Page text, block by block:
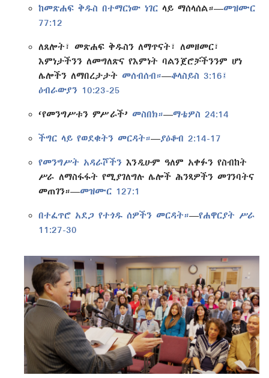
ከመጽሐፍ ቅዱስ በተማርነው ነገር ላይ ማሰላሰል።—መዝሙር
77:12
ለጸሎት፣ መጽሐፍ ቅዱስን ለማጥናት፣ ለመዘመር፣
እምነታችንን ለመግለጽና የእምነት ባልንጀሮቻችንንም ሆነ
ሌሎችን ለማበረታታት መሰብሰብ።—ቆላስይስ 3:16፤
ዕብራውያን 10:23-25
‘የመንግሥቱን ምሥራች’ መስበክ።—ማቴዎስ 24:14
ችግር ላይ የወደቁትን መርዳት።—ያዕቆብ 2:14-17
የመንግሥት አዳራሾችን እንዲሁም ዓለም አቀፉን የስብከት
ሥራ ለማስፋፋት የሚያገለግሉ ሌሎች ሕንጻዎችን መገንባትና
መጠገን።—መዝሙር 127:1
በተፈጥሮ አደጋ የተጎዱ ሰዎችን መርዳት።—የሐዋርያት ሥራ
11:27-30